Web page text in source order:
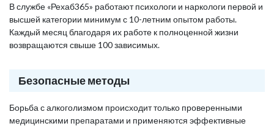
В службе «Рехаб365» работают психологи и наркологи первой и
высшей категории минимум с 10-летним опытом работы.
Каждый месяц благодаря их работе к полноценной жизни
возвращаются свыше 100 зависимых.
Безопасные методы
Борьба с алкоголизмом происходит только проверенными
медицинскими препаратами и применяются эффективные